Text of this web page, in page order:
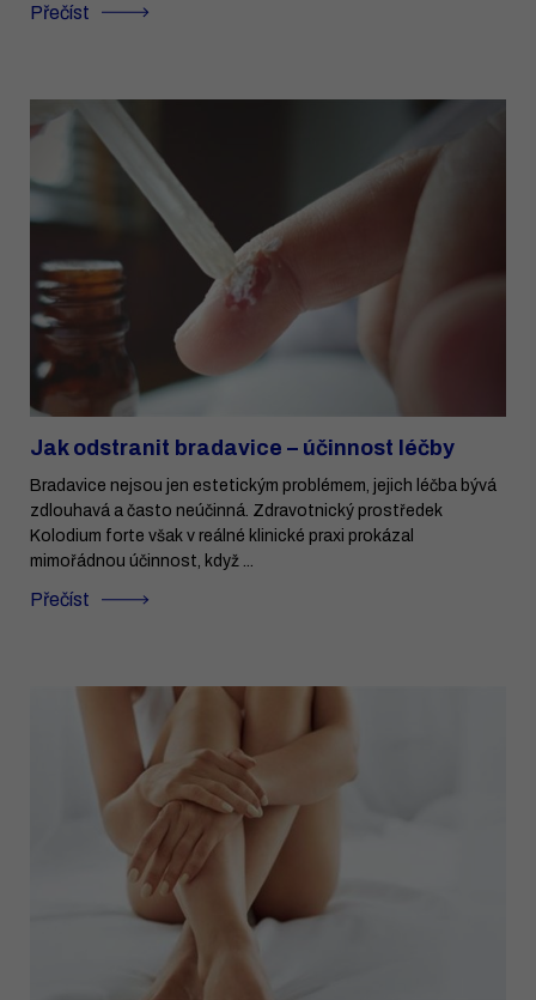
Přečíst
Jak odstranit bradavice – účinnost léčby
Bradavice nejsou jen estetickým problémem, jejich léčba bývá
zdlouhavá a často neúčinná. Zdravotnický prostředek
Kolodium forte však v reálné klinické praxi prokázal
mimořádnou účinnost, když ...
Přečíst